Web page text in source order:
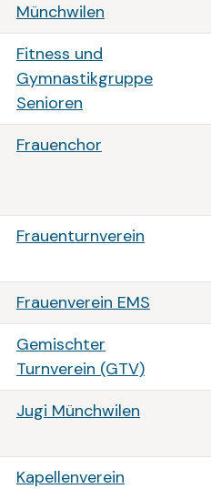
Münchwilen
Fitness und
Gymnastikgruppe
Senioren
Frauenchor
Frauenturnverein
Frauenverein EMS
Gemischter
Turnverein (GTV)
Jugi Münchwilen
Kapellenverein